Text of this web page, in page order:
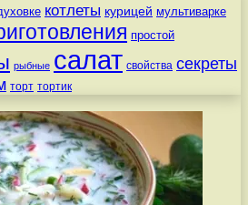
котлеты курицей мультиварке
простой
рыбные салат свойства секреты
торт тортик